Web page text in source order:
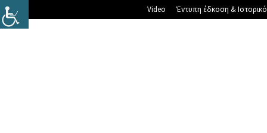
Video Έντυπη έδκοση &